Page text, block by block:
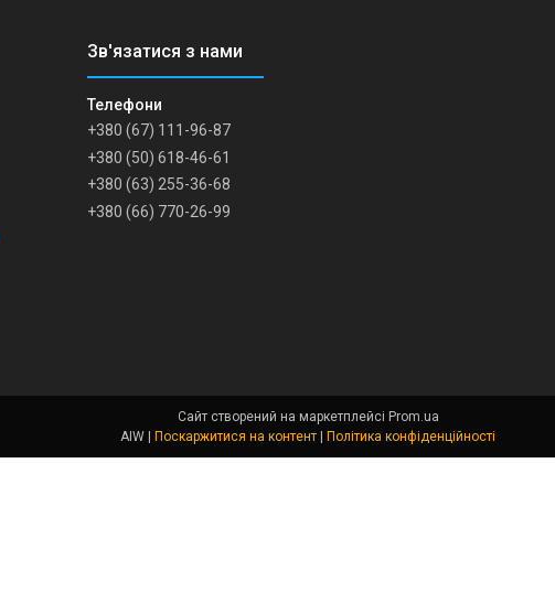
+380 (67) 111-96-87
+380 (50) 618-46-61
+380 (63) 255-36-68
+380 (66) 770-26-99
Сайт створений на маркетплейсі Prom.ua
Поскаржитися на контент Політика конфіденційності